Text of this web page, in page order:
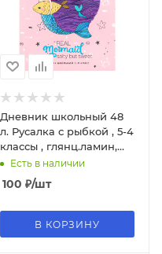
Дневник школьный 48
л. Русалка с рыбкой , 5-4
классы , глянц.ламин,
Д48-0771
Есть в наличии
100 ₽/шт
В КОРЗИНУ